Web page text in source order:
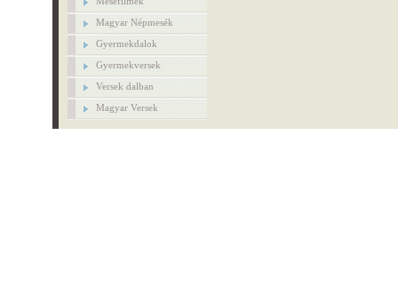
Magyar Népmesék
Gyermekdalok
Gyermekversek
Versek dalban
Magyar Versek